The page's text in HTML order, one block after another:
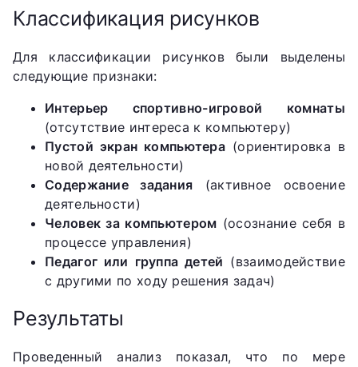
Классификация рисунков
Для классификации рисунков были выделены
следующие признаки:
Интерьер спортивно-игровой комнаты
(отсутствие интереса к компьютеру)
Пустой экран компьютера (ориентировка в
новой деятельности)
Содержание задания (активное освоение
деятельности)
Человек за компьютером (осознание себя в
процессе управления)
Педагог или группа детей (взаимодействие
с другими по ходу решения задач)
Результаты
Проведенный анализ показал, что по мере